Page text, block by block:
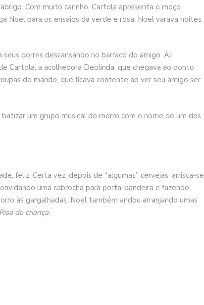
Com muito carinho, Cartola apresenta o moço
Noel para os ensaios da verde e rosa. Noel varava noites
porres descansando no barraco do amigo. Ali
Cartola, a acolhedora Deolinda, que chegava ao ponto
do marido, que ficava contente ao ver seu amigo ser
um grupo musical do morro com o nome de um dos
feliz. Certa vez, depois de “algumas” cervejas, arrisca-se
uma cabrocha para porta-bandeira e fazendo
às gargalhadas. Noel também andou arranjando umas
Riso de criança: